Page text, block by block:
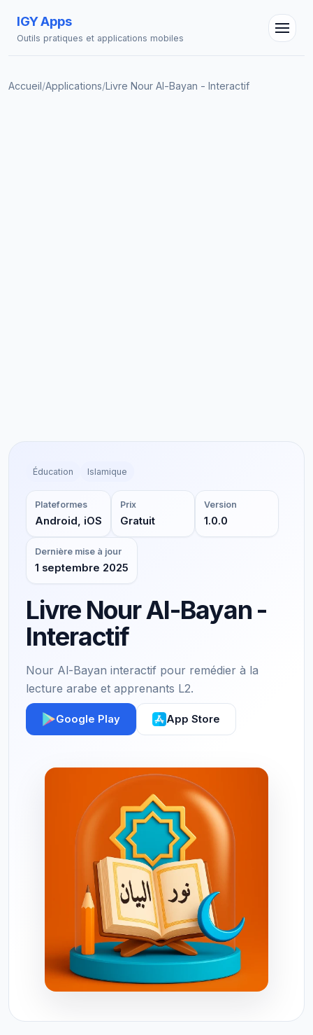
IGY Apps
Outils pratiques et applications mobiles
Accueil/Applications/Livre Nour Al-Bayan - Interactif
Éducation Islamique
Plateformes
Android, iOS
Prix
Gratuit
Version
1.0.0
Dernière mise à jour
1 septembre 2025
Livre Nour Al-Bayan -
Interactif
Nour Al-Bayan interactif pour remédier à la
lecture arabe et apprenants L2.
Google Play App Store